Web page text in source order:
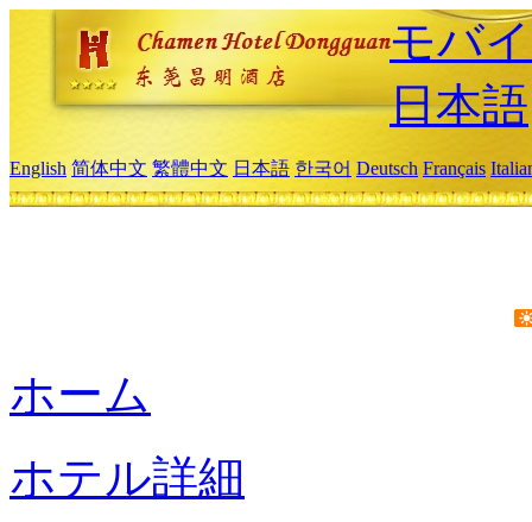
モバ
日本語
English 简体中文 繁體中文 日本語 한국어 Deutsch Français
ホーム
ホテル詳細